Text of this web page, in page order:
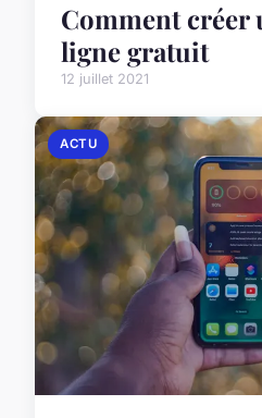
Comment créer
ligne gratuit
12 juillet 2021
ACTU